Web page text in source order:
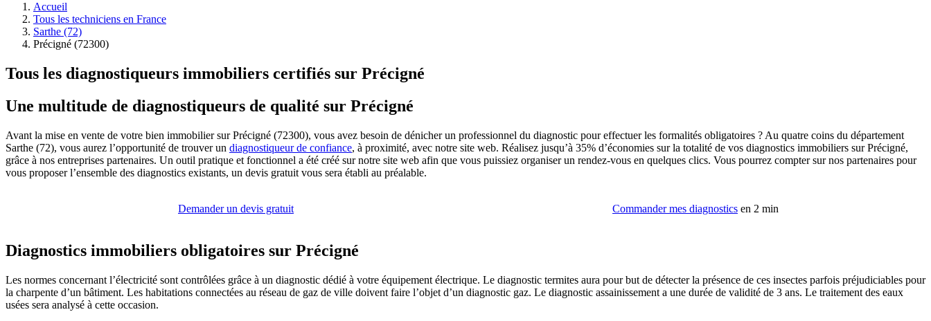
Accueil
Tous les techniciens en France
Sarthe (72)
Précigné (72300)
Tous les diagnostiqueurs immobiliers certifiés sur Précigné
Une multitude de diagnostiqueurs de qualité sur Précigné
Avant la mise en vente de votre bien immobilier sur Précigné (72300), vous avez besoin de dénicher un professionnel du diagnostic pour effectuer les formalités obligatoires ? Au quatre coins du département
Sarthe (72), vous aurez l’opportunité de trouver un diagnostiqueur de confiance, à proximité, avec notre site web. Réalisez jusqu’à 35% d’économies sur la totalité de vos diagnostics immobiliers sur Précigné,
grâce à nos entreprises partenaires. Un outil pratique et fonctionnel a été créé sur notre site web afin que vous puissiez organiser un rendez-vous en quelques clics. Vous pourrez compter sur nos partenaires pour
vous proposer l’ensemble des diagnostics existants, un devis gratuit vous sera établi au préalable.
Demander un devis gratuit Commander mes diagnostics en 2 min
Diagnostics immobiliers obligatoires sur Précigné
Les normes concernant l’électricité sont contrôlées grâce à un diagnostic dédié à votre équipement électrique. Le diagnostic termites aura pour but de détecter la présence de ces insectes parfois préjudiciables pour
la charpente d’un bâtiment. Les habitations connectées au réseau de gaz de ville doivent faire l’objet d’un diagnostic gaz. Le diagnostic assainissement a une durée de validité de 3 ans. Le traitement des eaux
usées sera analysé à cette occasion.